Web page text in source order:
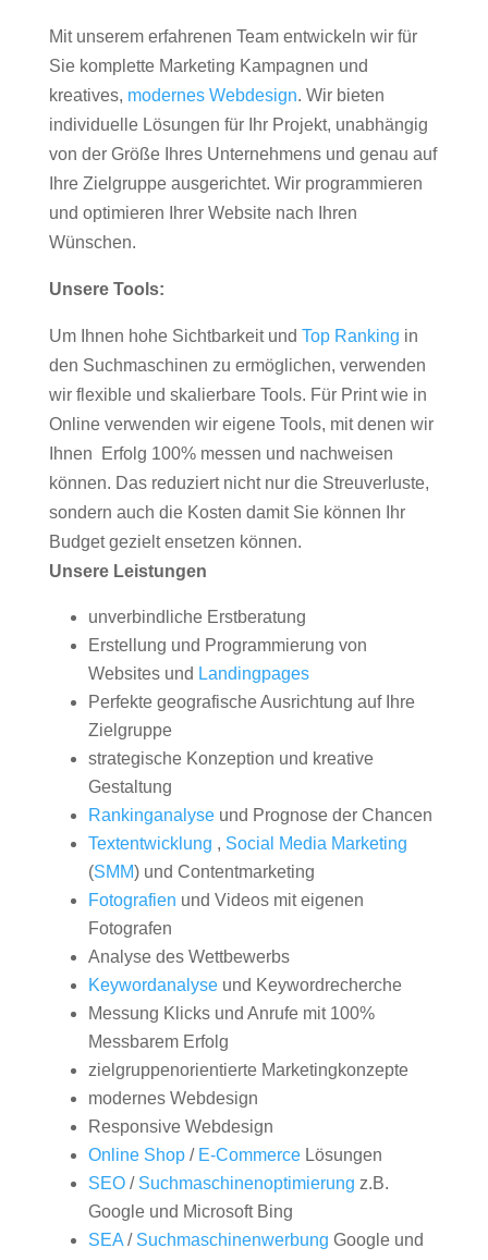
Mit unserem erfahrenen Team entwickeln wir für
Sie komplette Marketing Kampagnen und
kreatives, modernes Webdesign. Wir bieten
individuelle Lösungen für Ihr Projekt, unabhängig
von der Größe Ihres Unternehmens und genau auf
Ihre Zielgruppe ausgerichtet. Wir programmieren
und optimieren Ihrer Website nach Ihren
Wünschen.
Unsere Tools:
Um Ihnen hohe Sichtbarkeit und Top Ranking in
den Suchmaschinen zu ermöglichen, verwenden
wir flexible und skalierbare Tools. Für Print wie in
Online verwenden wir eigene Tools, mit denen wir
Ihnen Erfolg 100% messen und nachweisen
können. Das reduziert nicht nur die Streuverluste,
sondern auch die Kosten damit Sie können Ihr
Budget gezielt ensetzen können.
Unsere Leistungen
unverbindliche Erstberatung
Erstellung und Programmierung von
Websites und Landingpages
Perfekte geografische Ausrichtung auf Ihre
Zielgruppe
strategische Konzeption und kreative
Gestaltung
Rankinganalyseund Prognose der Chancen
Textentwicklung , Social Media Marketing
(SMM) und Contentmarketing
Fotografien und Videos mit eigenen
Fotografen
Analyse des Wettbewerbs
Keywordanalyseund Keywordrecherche
Messung Klicks und Anrufe mit 100%
Messbarem Erfolg
zielgruppenorientierte Marketingkonzepte
modernes Webdesign
Responsive Webdesign
Online Shop/ E-CommerceLösungen
SEO/ Suchmaschinenoptimierung z.B.
Google und Microsoft Bing
SEA/ Suchmaschinenwerbung Google und